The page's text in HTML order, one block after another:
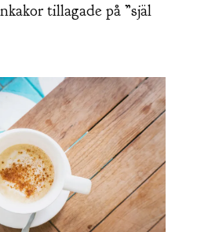
tillagade på ”själ